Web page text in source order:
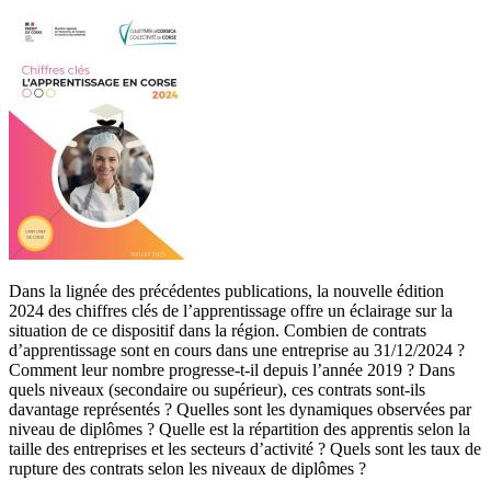
Dans la lignée des précédentes publications, la nouvelle édition
2024 des chiffres clés de l’apprentissage offre un éclairage sur la
situation de ce dispositif dans la région. Combien de contrats
d’apprentissage sont en cours dans une entreprise au 31/12/2024 ?
Comment leur nombre progresse-t-il depuis l’année 2019 ? Dans
quels niveaux (secondaire ou supérieur), ces contrats sont-ils
davantage représentés ? Quelles sont les dynamiques observées par
niveau de diplômes ? Quelle est la répartition des apprentis selon la
taille des entreprises et les secteurs d’activité ? Quels sont les taux de
rupture des contrats selon les niveaux de diplômes ?